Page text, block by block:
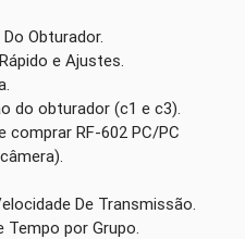
Obturador.
e Ajustes.
do obturador (c1 e c3).
RF-602 PC/PC
De Transmissão.
por Grupo.